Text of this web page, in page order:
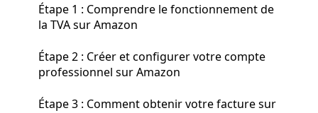
Étape 1 : Comprendre le fonctionnement de
la TVA sur Amazon
Étape 2 : Créer et configurer votre compte
professionnel sur Amazon
Étape 3 : Comment obtenir votre facture sur